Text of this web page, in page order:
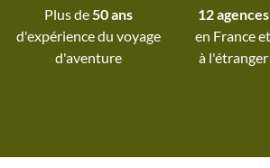
Plus de50 ans
d'expérience du voyage
d'aventure
12 agences
à l'étranger